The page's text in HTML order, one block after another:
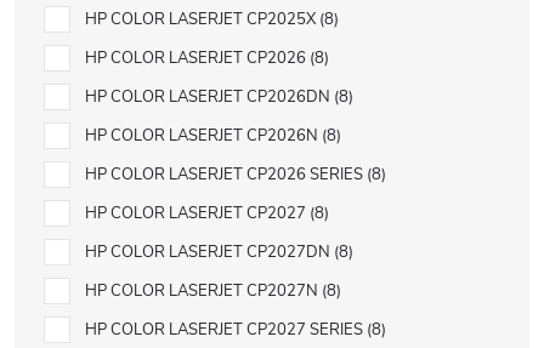
HP COLOR LASERJET CP2025X 8
HP COLOR LASERJET CP2026 8
HP COLOR LASERJET CP2026DN 8
HP COLOR LASERJET CP2026N 8
HP COLOR LASERJET CP2026 SERIES 8
HP COLOR LASERJET CP2027 8
HP COLOR LASERJET CP2027DN 8
HP COLOR LASERJET CP2027N 8
HP COLOR LASERJET CP2027 SERIES 8